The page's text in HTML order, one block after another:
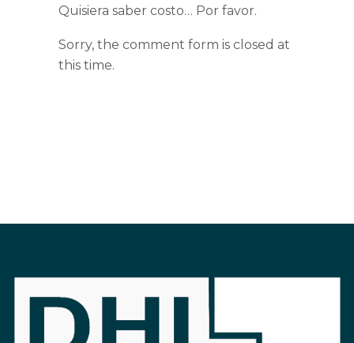
Quisiera saber costo… Por favor.
Sorry, the comment form is closed at
this time.